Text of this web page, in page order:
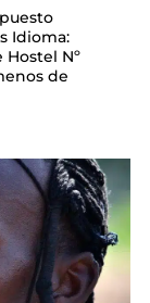
Idioma:
Hostel Nº
de